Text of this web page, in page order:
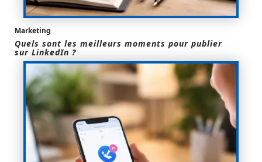
Marketing
Quels sont les meilleurs moments pour publier
sur LinkedIn ?